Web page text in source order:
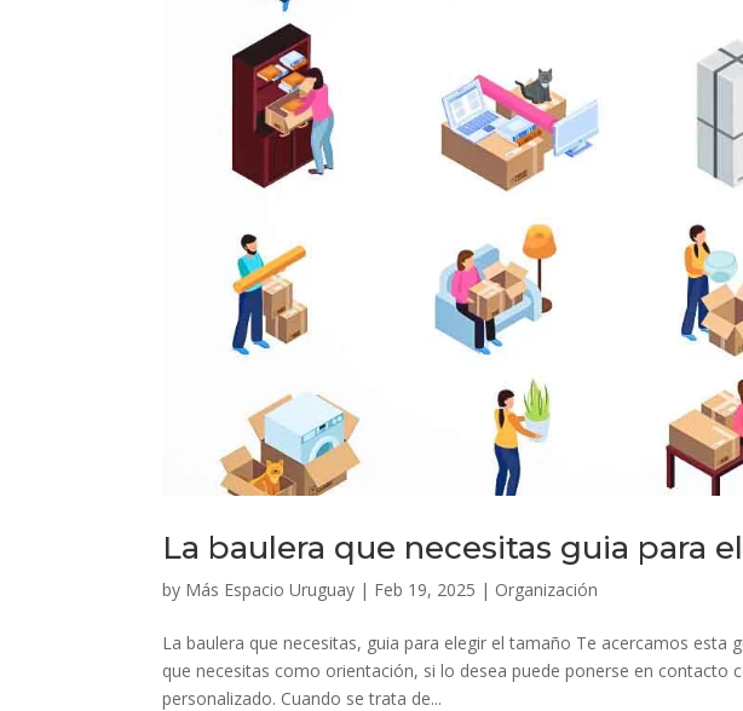
La baulera que necesitas guia para
by Más Espacio Uruguay | Feb 19, 2025 | Organización
La baulera que necesitas, guia para elegir el tamaño Te acercamos esta
que necesitas como orientación, si lo desea puede ponerse en contacto
personalizado. Cuando se trata de...